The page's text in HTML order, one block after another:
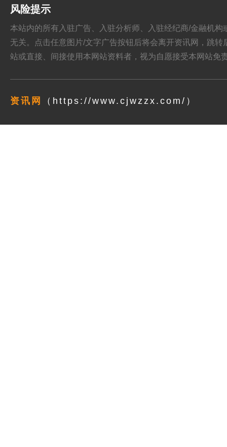
风险提示
本站内的所有入驻广告、入驻分析师、入驻经纪商/金融机
无关。点击任意图片/文字广告按钮后将会离开资讯网，跳
站或直接、间接使用本网站资料者，视为自愿接受本网站免
资讯网 （https://www.cjwzzx.com/）